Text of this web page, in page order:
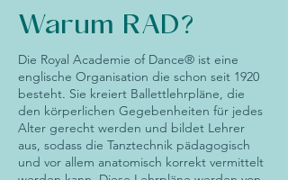
Warum RAD?
Die Royal Academie of Dance® ist eine
englische Organisation die schon seit 1920
besteht. Sie kreiert Ballettlehrpläne, die
den körperlichen Gegebenheiten für jedes
Alter gerecht werden und bildet Lehrer
aus, sodass die Tanztechnik pädagogisch
und vor allem anatomisch korrekt vermittelt